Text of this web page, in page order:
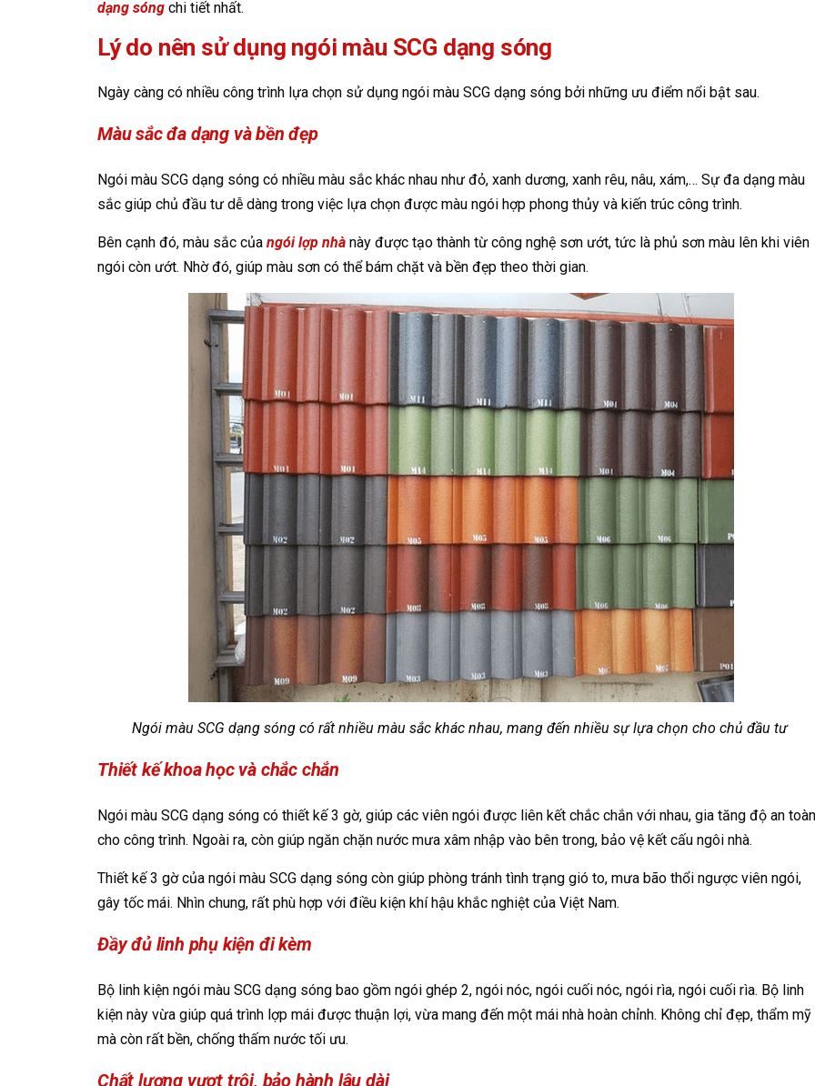
dạng sóng chi tiết nhất.
Lý do nên sử dụng ngói màu SCG dạng sóng
Ngày càng có nhiều công trình lựa chọn sử dụng ngói màu SCG dạng sóng bởi những ưu điểm nổi bật sau.
Màu sắc đa dạng và bền đẹp
Ngói màu SCG dạng sóng có nhiều màu sắc khác nhau như đỏ, xanh dương, xanh rêu, nâu, xám,… Sự đa dạng màu
sắc giúp chủ đầu tư dễ dàng trong việc lựa chọn được màu ngói hợp phong thủy và kiến trúc công trình.
Bên cạnh đó, màu sắc của ngói lợp nhà này được tạo thành từ công nghệ sơn ướt, tức là phủ sơn màu lên khi viên
ngói còn ướt. Nhờ đó, giúp màu sơn có thể bám chặt và bền đẹp theo thời gian.
Ngói màu SCG dạng sóng có rất nhiều màu sắc khác nhau, mang đến nhiều sự lựa chọn cho chủ đầu tư
Thiết kế khoa học và chắc chắn
Ngói màu SCG dạng sóng có thiết kế 3 gờ, giúp các viên ngói được liên kết chắc chắn với nhau, gia tăng độ an toàn
cho công trình. Ngoài ra, còn giúp ngăn chặn nước mưa xâm nhập vào bên trong, bảo vệ kết cấu ngôi nhà.
Thiết kế 3 gờ của ngói màu SCG dạng sóng còn giúp phòng tránh tình trạng gió to, mưa bão thổi ngược viên ngói,
gây tốc mái. Nhìn chung, rất phù hợp với điều kiện khí hậu khắc nghiệt của Việt Nam.
Đầy đủ linh phụ kiện đi kèm
Bộ linh kiện ngói màu SCG dạng sóng bao gồm ngói ghép 2, ngói nóc, ngói cuối nóc, ngói rìa, ngói cuối rìa. Bộ linh
kiện này vừa giúp quá trình lợp mái được thuận lợi, vừa mang đến một mái nhà hoàn chỉnh. Không chỉ đẹp, thẩm mỹ
mà còn rất bền, chống thấm nước tối ưu.
Chất lượng vượt trội, bảo hành lâu dài